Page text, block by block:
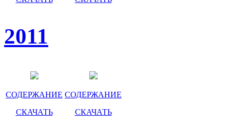
2011
СОДЕРЖАНИЕ
СКАЧАТЬ
СОДЕРЖАНИЕ
СКАЧАТЬ